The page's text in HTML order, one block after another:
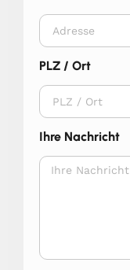
PLZ / Ort
Ihre Nachricht